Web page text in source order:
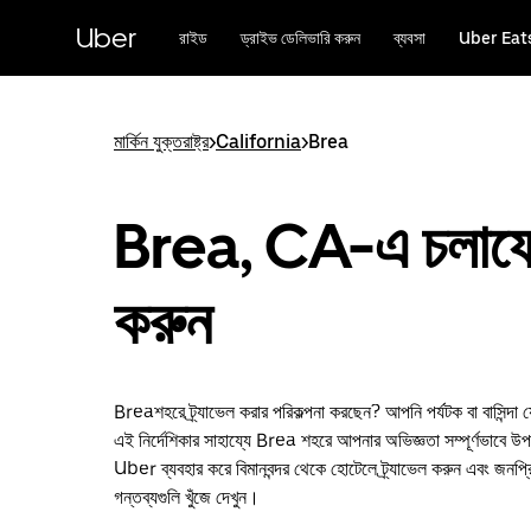
বিষয়সূচিতে
Uber রাইড ড্রাইভ ডেলিভারি করুন ব্যবসা Uber
মার্কিন যুক্তরাষ্ট্র>California>Brea
Brea, CA-এ
করুন
Breaশহরে ট্র্যাভেল করার পরিকল্পনা করছেন? আপনি পর্যটক বা
এই নির্দেশিকার সাহায্যে Brea শহরে আপনার অভিজ্ঞতা সম্পূর্ণভাবে
Uber ব্যবহার করে বিমানবন্দর থেকে হোটেলে ট্র্যাভেল করুন এবং
গন্তব্যগুলি খুঁজে দেখুন।